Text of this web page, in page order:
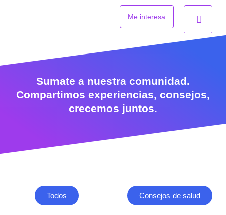
Me interesa
Sumate a nuestra comunidad.
Compartimos experiencias, consejos,
crecemos juntos.
Todos Consejos de salud